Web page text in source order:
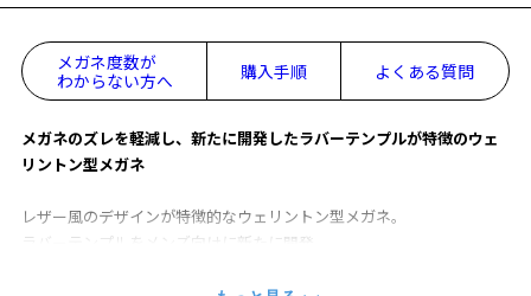
メガネ度数が
わからない方へ
購入手順 よくある質問
メガネのズレを軽減し、新たに開発したラバーテンプルが特徴のウェ
リントン型メガネ
レザー風のデザインが特徴的なウェリントン型メガネ。
ラバーテンプルをメンズ向けに新たに開発。